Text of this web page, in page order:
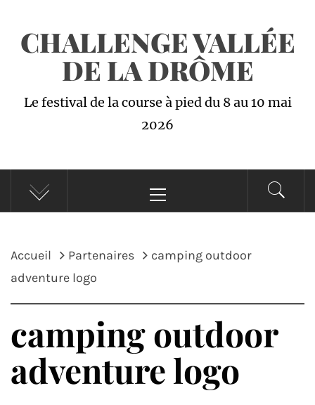
contenu
CHALLENGE VALLÉE
DE LA DRÔME
Le festival de la course à pied du 8 au 10 mai
2026
principal
Accueil Partenaires
camping outdoor
adventure logo
camping outdoor
adventure logo